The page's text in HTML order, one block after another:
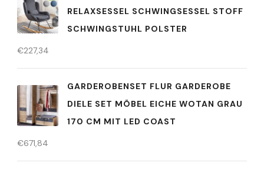
RELAXSESSEL SCHWINGSESSEL STOFF
SCHWINGSTUHL POLSTER
€227,34
GARDEROBENSET FLUR GARDEROBE
DIELE SET MÖBEL EICHE WOTAN GRAU
170 CM MIT LED COAST
€671,84